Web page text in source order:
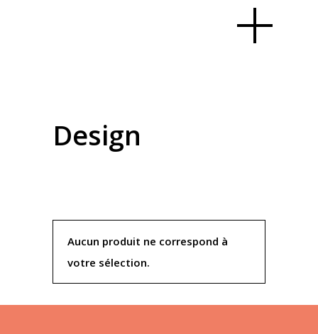
Design
Aucun produit ne correspond à
votre sélection.